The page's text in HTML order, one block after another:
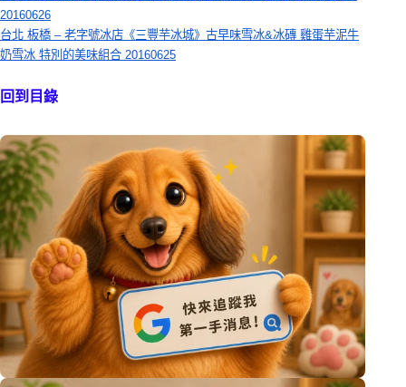
20160626
台北 板橋 – 老字號冰店《三豐芋冰城》古早味雪冰&冰磚 雞蛋芋泥牛
奶雪冰 特別的美味組合 20160625
回到目錄